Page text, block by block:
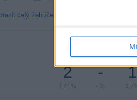
celý žebříček
PONDĚLÍ
2
7,41%
ÚTERÝ
-
- %
1
3,7%